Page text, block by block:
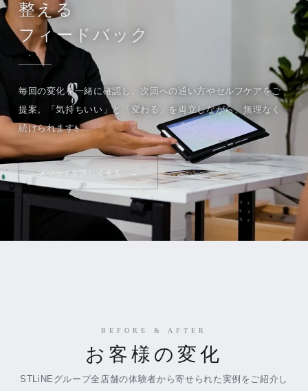
整える
フィードバック
毎回の変化を一緒に確認し、次回への通い方やセルフケアをご
提案。「気持ちいい」と「変わる」を両立しながら、無理なく
続けられます。
メソッドを詳しく見る
BEFORE & AFTER
お客様の変化
STLiNEグループ全店舗の体験者から寄せられた実例をご紹介し